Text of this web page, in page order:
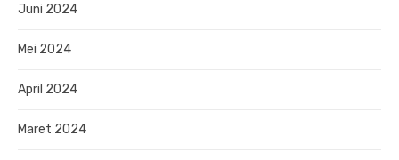
Juni 2024
Mei 2024
April 2024
Maret 2024